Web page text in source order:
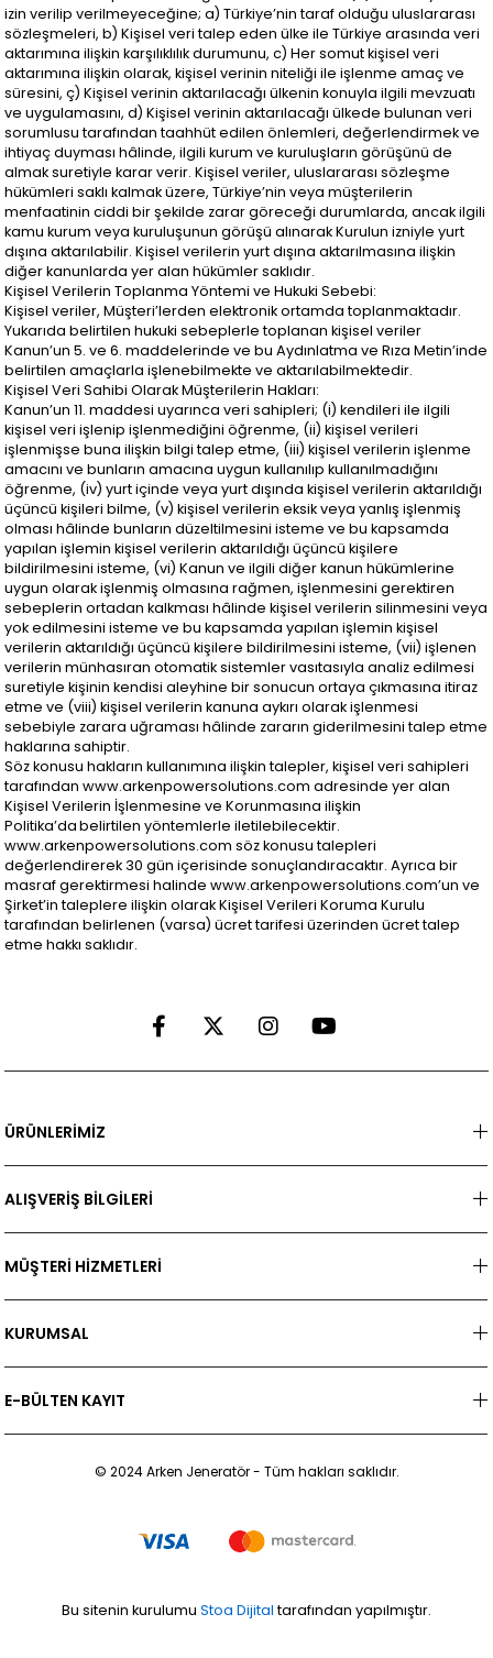
izin verilip verilmeyeceğine; a) Türkiye’nin taraf olduğu uluslararası
sözleşmeleri, b) Kişisel veri talep eden ülke ile Türkiye arasında veri
aktarımına ilişkin karşılıklılık durumunu, c) Her somut kişisel veri
aktarımına ilişkin olarak, kişisel verinin niteliği ile işlenme amaç ve
süresini, ç) Kişisel verinin aktarılacağı ülkenin konuyla ilgili mevzuatı
ve uygulamasını, d) Kişisel verinin aktarılacağı ülkede bulunan veri
sorumlusu tarafından taahhüt edilen önlemleri, değerlendirmek ve
ihtiyaç duyması hâlinde, ilgili kurum ve kuruluşların görüşünü de
almak suretiyle karar verir. Kişisel veriler, uluslararası sözleşme
hükümleri saklı kalmak üzere, Türkiye’nin veya müşterilerin
menfaatinin ciddi bir şekilde zarar göreceği durumlarda, ancak ilgili
kamu kurum veya kuruluşunun görüşü alınarak Kurulun izniyle yurt
dışına aktarılabilir. Kişisel verilerin yurt dışına aktarılmasına ilişkin
diğer kanunlarda yer alan hükümler saklıdır.
Kişisel Verilerin Toplanma Yöntemi ve Hukuki Sebebi:
Kişisel veriler, Müşteri’lerden elektronik ortamda toplanmaktadır.
Yukarıda belirtilen hukuki sebeplerle toplanan kişisel veriler
Kanun’un 5. ve 6. maddelerinde ve bu Aydınlatma ve Rıza Metin’inde
belirtilen amaçlarla işlenebilmekte ve aktarılabilmektedir.
Kişisel Veri Sahibi Olarak Müşterilerin Hakları:
Kanun’un 11. maddesi uyarınca veri sahipleri; (i) kendileri ile ilgili
kişisel veri işlenip işlenmediğini öğrenme, (ii) kişisel verileri
işlenmişse buna ilişkin bilgi talep etme, (iii) kişisel verilerin işlenme
amacını ve bunların amacına uygun kullanılıp kullanılmadığını
öğrenme, (iv) yurt içinde veya yurt dışında kişisel verilerin aktarıldığı
üçüncü kişileri bilme, (v) kişisel verilerin eksik veya yanlış işlenmiş
olması hâlinde bunların düzeltilmesini isteme ve bu kapsamda
yapılan işlemin kişisel verilerin aktarıldığı üçüncü kişilere
bildirilmesini isteme, (vi) Kanun ve ilgili diğer kanun hükümlerine
uygun olarak işlenmiş olmasına rağmen, işlenmesini gerektiren
sebeplerin ortadan kalkması hâlinde kişisel verilerin silinmesini veya
yok edilmesini isteme ve bu kapsamda yapılan işlemin kişisel
verilerin aktarıldığı üçüncü kişilere bildirilmesini isteme, (vii) işlenen
verilerin münhasıran otomatik sistemler vasıtasıyla analiz edilmesi
suretiyle kişinin kendisi aleyhine bir sonucun ortaya çıkmasına itiraz
etme ve (viii) kişisel verilerin kanuna aykırı olarak işlenmesi
sebebiyle zarara uğraması hâlinde zararın giderilmesini talep etme
haklarına sahiptir.
Söz konusu hakların kullanımına ilişkin talepler, kişisel veri sahipleri
tarafından www.arkenpowersolutions.com adresinde yer alan
Kişisel Verilerin İşlenmesine ve Korunmasına ilişkin
Politika’da belirtilen yöntemlerle iletilebilecektir.
www.arkenpowersolutions.com söz konusu talepleri
değerlendirerek 30 gün içerisinde sonuçlandıracaktır. Ayrıca bir
masraf gerektirmesi halinde www.arkenpowersolutions.com’un ve
Şirket’in taleplere ilişkin olarak Kişisel Verileri Koruma Kurulu
tarafından belirlenen (varsa) ücret tarifesi üzerinden ücret talep
etme hakkı saklıdır.
ÜRÜNLERİMİZ
ALIŞVERİŞ BİLGİLERİ
MÜŞTERİ HİZMETLERİ
KURUMSAL
E-BÜLTEN KAYIT
© 2024 Arken Jeneratör - Tüm hakları saklıdır.
Bu sitenin kurulumu Stoa Dijital tarafından yapılmıştır.